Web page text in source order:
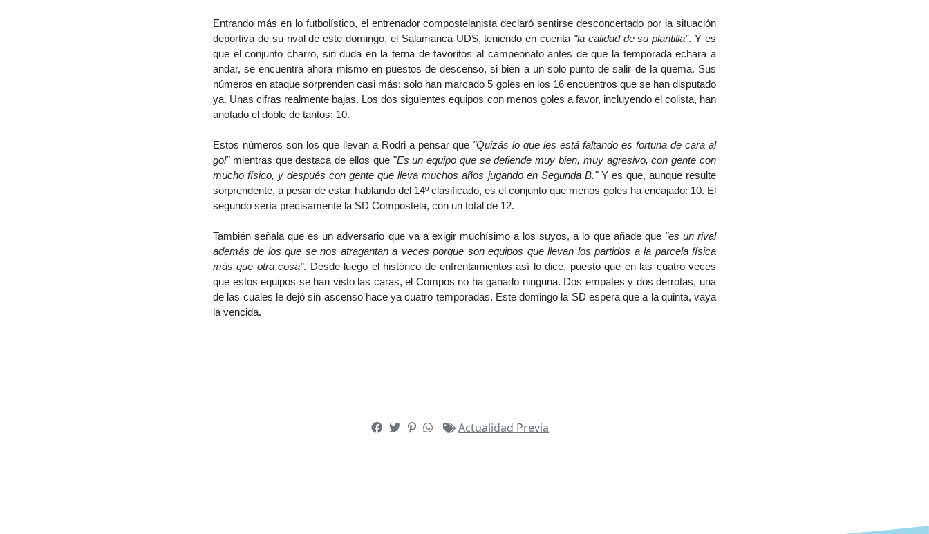
Entrando más en lo futbolístico, el entrenador compostelanista declaró sentirse desconcertado por la situación
deportiva de su rival de este domingo, el Salamanca UDS, teniendo en cuenta "la calidad de su plantilla”. Y es
que el conjunto charro, sin duda en la terna de favoritos al campeonato antes de que la temporada echara a
andar, se encuentra ahora mismo en puestos de descenso, si bien a un solo punto de salir de la quema. Sus
números en ataque sorprenden casi más: solo han marcado 5 goles en los 16 encuentros que se han disputado
ya. Unas cifras realmente bajas. Los dos siguientes equipos con menos goles a favor, incluyendo el colista, han
anotado el doble de tantos: 10.
Estos números son los que llevan a Rodri a pensar que "Quizás lo que les está faltando es fortuna de cara al
gol"mientras que destaca de ellos que "Es un equipo que se defiende muy bien, muy agresivo, con gente con
mucho físico, y después con gente que lleva muchos años jugando en Segunda B."Y es que, aunque resulte
sorprendente, a pesar de estar hablando del 14º clasificado, es el conjunto que menos goles ha encajado: 10. El
segundo sería precisamente la SD Compostela, con un total de 12.
También señala que es un adversario que va a exigir muchísimo a los suyos, a lo que añade que "es un rival
además de los que se nos atragantan a veces porque son equipos que llevan los partidos a la parcela física
más que otra cosa". Desde luego el histórico de enfrentamientos así lo dice, puesto que en las cuatro veces
que estos equipos se han visto las caras, el Compos no ha ganado ninguna. Dos empates y dos derrotas, una
de las cuales le dejó sin ascenso hace ya cuatro temporadas. Este domingo la SD espera que a la quinta, vaya
la vencida.
Actualidad Previa